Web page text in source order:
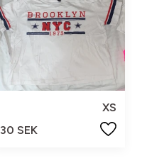
XS
30 SEK